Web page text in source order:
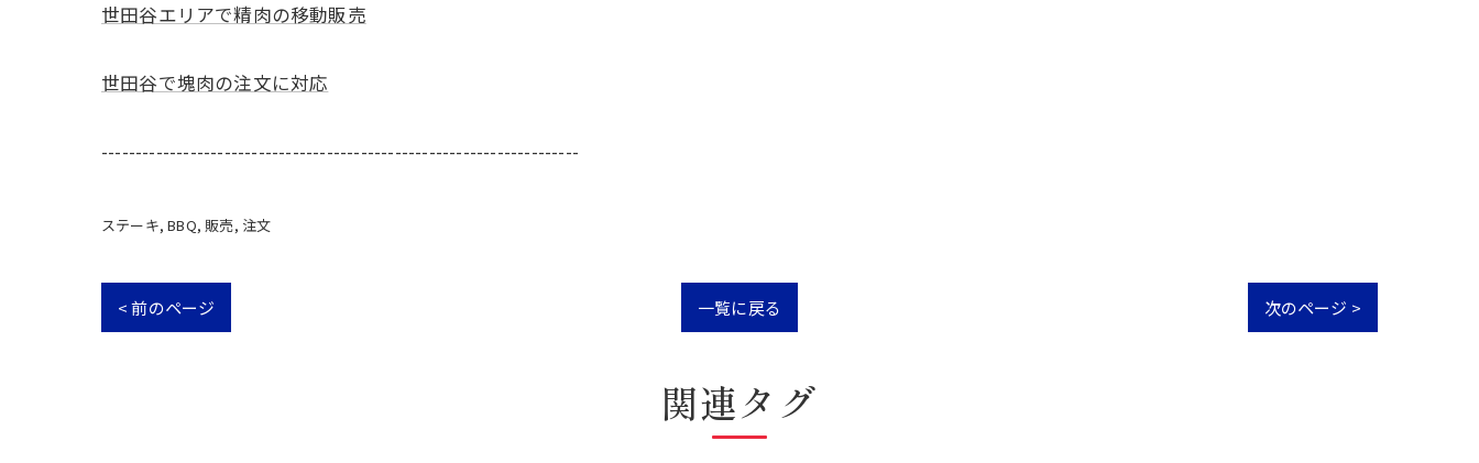
世田谷エリアで精肉の移動販売
世田谷で塊肉の注文に対応
----------------------------------------------------------------------
ステーキ BBQ 販売 注文
< 前のページ 一覧に戻る 次のページ >
関連タグ